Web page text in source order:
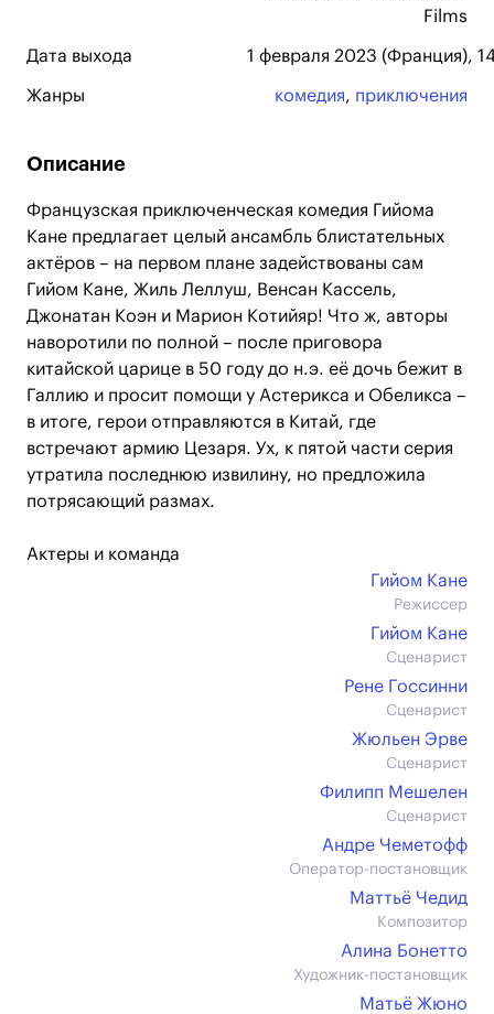
Films
Дата выхода 1 февраля 2023 (Франция),
Жанры комедия, приключения
Описание
Французская приключенческая комедия Гийома
Кане предлагает целый ансамбль блистательных
актёров – на первом плане задействованы сам
Гийом Кане, Жиль Леллуш, Венсан Кассель,
Джонатан Коэн и Марион Котийяр! Что ж, авторы
наворотили по полной – после приговора
китайской царице в 50 году до н.э. её дочь бежит в
Галлию и просит помощи у Астерикса и Обеликса –
в итоге, герои отправляются в Китай, где
встречают армию Цезаря. Ух, к пятой части серия
утратила последнюю извилину, но предложила
потрясающий размах.
Актеры и команда
Гийом Кане
Режиссер
Гийом Кане
Сценарист
Рене Госсинни
Сценарист
Жюльен Эрве
Сценарист
Филипп Мешелен
Сценарист
Андре Чеметофф
Оператор-постановщик
Маттьё Чедид
Композитор
Алина Бонетто
Художник-постановщик
Матьё Жюно